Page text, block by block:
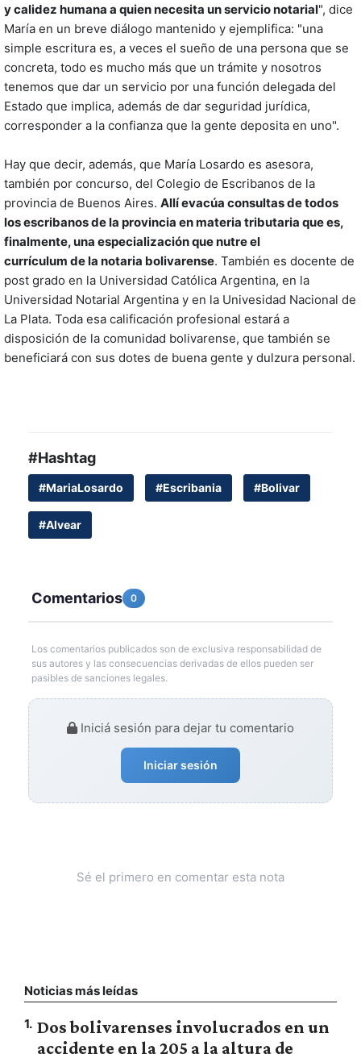
y calidez humana a quien necesita un servicio notarial", dice
María en un breve diálogo mantenido y ejemplifica: "una
simple escritura es, a veces el sueño de una persona que se
concreta, todo es mucho más que un trámite y nosotros
tenemos que dar un servicio por una función delegada del
Estado que implica, además de dar seguridad jurídica,
corresponder a la confianza que la gente deposita en uno".
Hay que decir, además, que María Losardo es asesora,
también por concurso, del Colegio de Escribanos de la
provincia de Buenos Aires. Allí evacúa consultas de todos
los escribanos de la provincia en materia tributaria que es,
finalmente, una especialización que nutre el
currículum de la notaria bolivarense. También es docente de
post grado en la Universidad Católica Argentina, en la
Universidad Notarial Argentina y en la Univesidad Nacional de
La Plata. Toda esa calificación profesional estará a
disposición de la comunidad bolivarense, que también se
beneficiará con sus dotes de buena gente y dulzura personal.
#Hashtag
#MariaLosardo #Escribania #Bolivar
#Alvear
Comentarios 0
Los comentarios publicados son de exclusiva responsabilidad de
sus autores y las consecuencias derivadas de ellos pueden ser
pasibles de sanciones legales.
Iniciá sesión para dejar tu comentario
Iniciar sesión
Sé el primero en comentar esta nota
Noticias más leídas
1. Dos bolivarenses involucrados en un
accidente en la 205 a la altura de